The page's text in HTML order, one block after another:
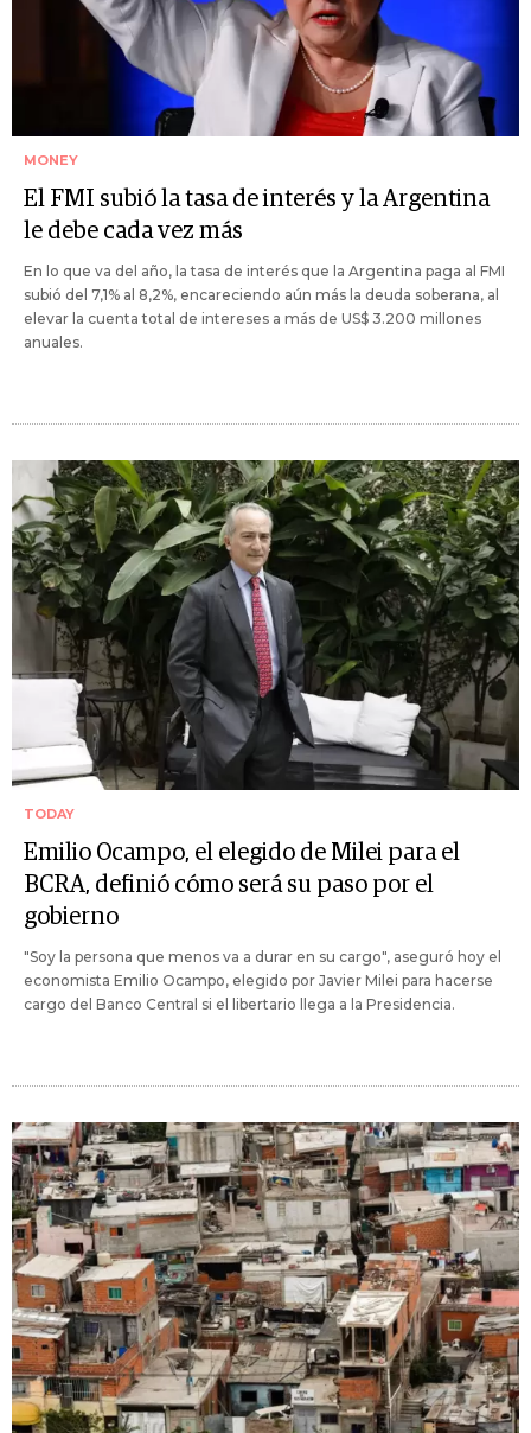
MONEY
El FMI subió la tasa de interés y la Argentina
le debe cada vez más
En lo que va del año, la tasa de interés que la Argentina paga al FMI
subió del 7,1% al 8,2%, encareciendo aún más la deuda soberana, al
elevar la cuenta total de intereses a más de US$ 3.200 millones
anuales.
TODAY
Emilio Ocampo, el elegido de Milei para el
BCRA, definió cómo será su paso por el
gobierno
"Soy la persona que menos va a durar en su cargo", aseguró hoy el
economista Emilio Ocampo, elegido por Javier Milei para hacerse
cargo del Banco Central si el libertario llega a la Presidencia.